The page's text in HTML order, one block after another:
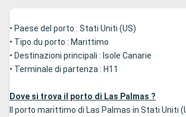
• Paese del porto : Stati Uniti (US)
• Tipo du porto : Marittimo
• Destinazioni principali : Isole Canarie
• Terminale di partenza : H11
Dove si trova il porto di Las Palmas ?
Il porto marittimo di Las Palmas in Stati Uniti